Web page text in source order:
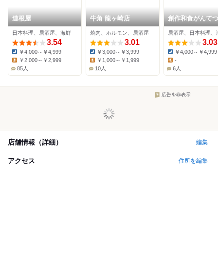
連根屋
日本料理、居酒屋、海鮮
3.54
Dinner:
￥4,000～￥4,999
Lunch:
￥2,000～￥2,999
85人
牛角 龍ヶ崎店
焼肉、ホルモン、居酒屋
3.01
Dinner:
￥3,000～￥3,999
Lunch:
￥1,000～￥1,999
10人
創作和食がんてつ
居酒屋、日本料理、
3.03
Dinner:
￥4,000～￥4,999
Lunch:
-
6人
広告を非表示
店舗情報（詳細） 編集
アクセス 住所を編集